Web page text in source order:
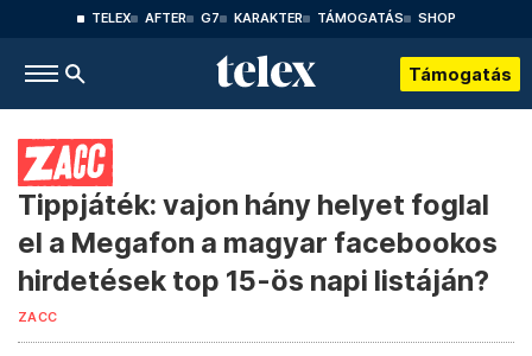
TELEX AFTER G7 KARAKTER TÁMOGATÁS SHOP
Támogatás
Tippjáték: vajon hány helyet foglal
el a Megafon a magyar facebookos
hirdetések top 15-ös napi listáján?
ZACC